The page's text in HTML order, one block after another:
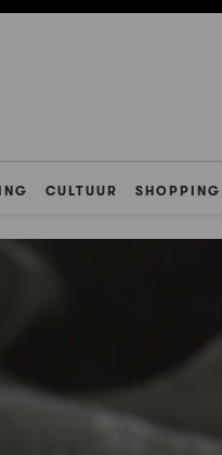
CULTUUR SHOPPING